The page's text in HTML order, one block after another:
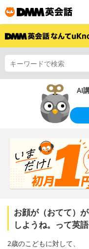
AI
お顔が（おてて）
しようね。って英
2歳のこどもに対して、